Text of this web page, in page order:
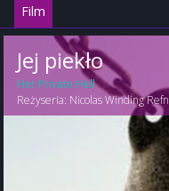
Film
Jej piekło
Her Private Hell
Reżyseria: Nicolas Winding Refn